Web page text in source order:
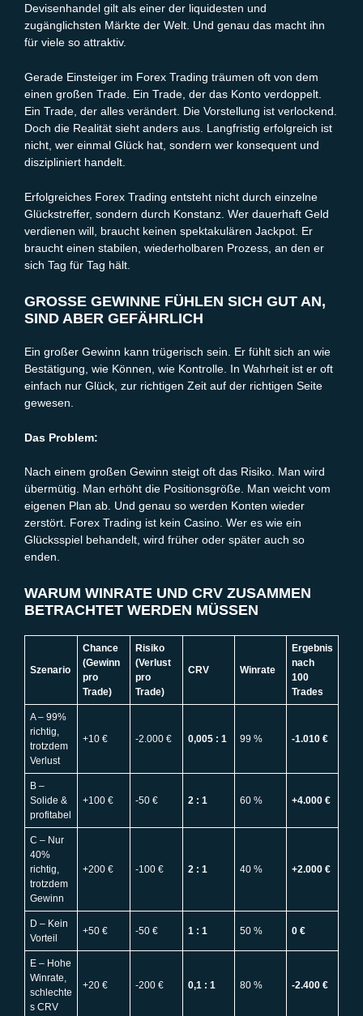
Warum die Psychologie vielen Tradern im Weg steht
Fazit: Konstanz schlägt den einen großen Trade
Devisenhandel gilt als einer der liquidesten und
zugänglichsten Märkte der Welt. Und genau das macht ihn
für viele so attraktiv.
Gerade Einsteiger im Forex Trading träumen oft von dem
einen großen Trade. Ein Trade, der das Konto verdoppelt.
Ein Trade, der alles verändert. Die Vorstellung ist verlockend.
Doch die Realität sieht anders aus. Langfristig erfolgreich ist
nicht, wer einmal Glück hat, sondern wer konsequent und
diszipliniert handelt.
Erfolgreiches Forex Trading entsteht nicht durch einzelne
Glückstreffer, sondern durch Konstanz. Wer dauerhaft Geld
verdienen will, braucht keinen spektakulären Jackpot. Er
braucht einen stabilen, wiederholbaren Prozess, an den er
sich Tag für Tag hält.
GROSSE GEWINNE FÜHLEN SICH GUT AN, S
IND ABER GEFÄHRLICH
Ein großer Gewinn kann trügerisch sein. Er fühlt sich an wie
Bestätigung, wie Können, wie Kontrolle. In Wahrheit ist er oft
einfach nur Glück, zur richtigen Zeit auf der richtigen Seite
gewesen.
Das Problem:
Nach einem großen Gewinn steigt oft das Risiko. Man wird
übermütig. Man erhöht die Positionsgröße. Man weicht vom
eigenen Plan ab. Und genau so werden Konten wieder
zerstört. Forex Trading ist kein Casino. Wer es wie ein
Glücksspiel behandelt, wird früher oder später auch so
enden.
WARUM WINRATE UND CRV ZUSAMMEN
BETRACHTET WERDEN MÜSSEN
Szenario
Chance
(Gewinn
pro
Trade)
Risiko
(Verlust
pro
Trade)
CRV Winrate
Ergebnis
nach
100
Trades
A – 99%
richtig,
trotzdem
Verlust
+10 € -2.000 € 0,005 : 1 99 % -1.010 €
B –
Solide &
profitabel
+100 € -50 € 2 : 1 60 % +4.000 €
C – Nur
40%
richtig,
trotzdem
Gewinn
+200 € -100 € 2 : 1 40 % +2.000 €
D – Kein
Vorteil
+50 € -50 € 1 : 1 50 % 0 €
E – Hohe
Winrate,
schlechte
s CRV
+20 € -200 € 0,1 : 1 80 % -2.400 €